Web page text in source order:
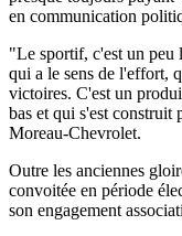
en communication
"Le sportif, c'est un peu
qui a le sens de l'effort,
victoires. C'est un
bas et qui s'est construit
Moreau-Chevrolet.
Outre les anciennes
convoitée en période
son engagement